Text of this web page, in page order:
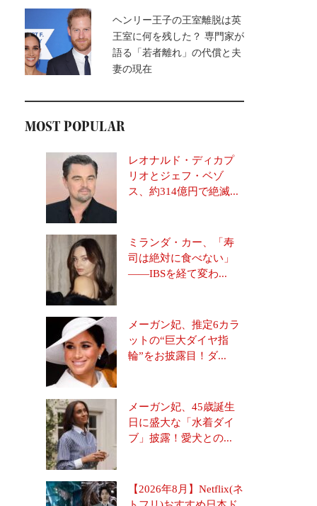
ヘンリー王子の王室離脱は英
王室に何を残した？ 専門家が
語る「若者離れ」の代償と夫
妻の現在
MOST POPULAR
レオナルド・ディカプ
リオとジェフ・ベゾ
ス、約314億円で絶滅...
ミランダ・カー、「寿
司は絶対に食べない」
――IBSを経て変わ...
メーガン妃、推定6カラ
ットの“巨大ダイヤ指
輪”をお披露目！ダ...
メーガン妃、45歳誕生
日に盛大な「水着ダイ
ブ」披露！愛犬との...
【2026年8月】Netflix(ネ